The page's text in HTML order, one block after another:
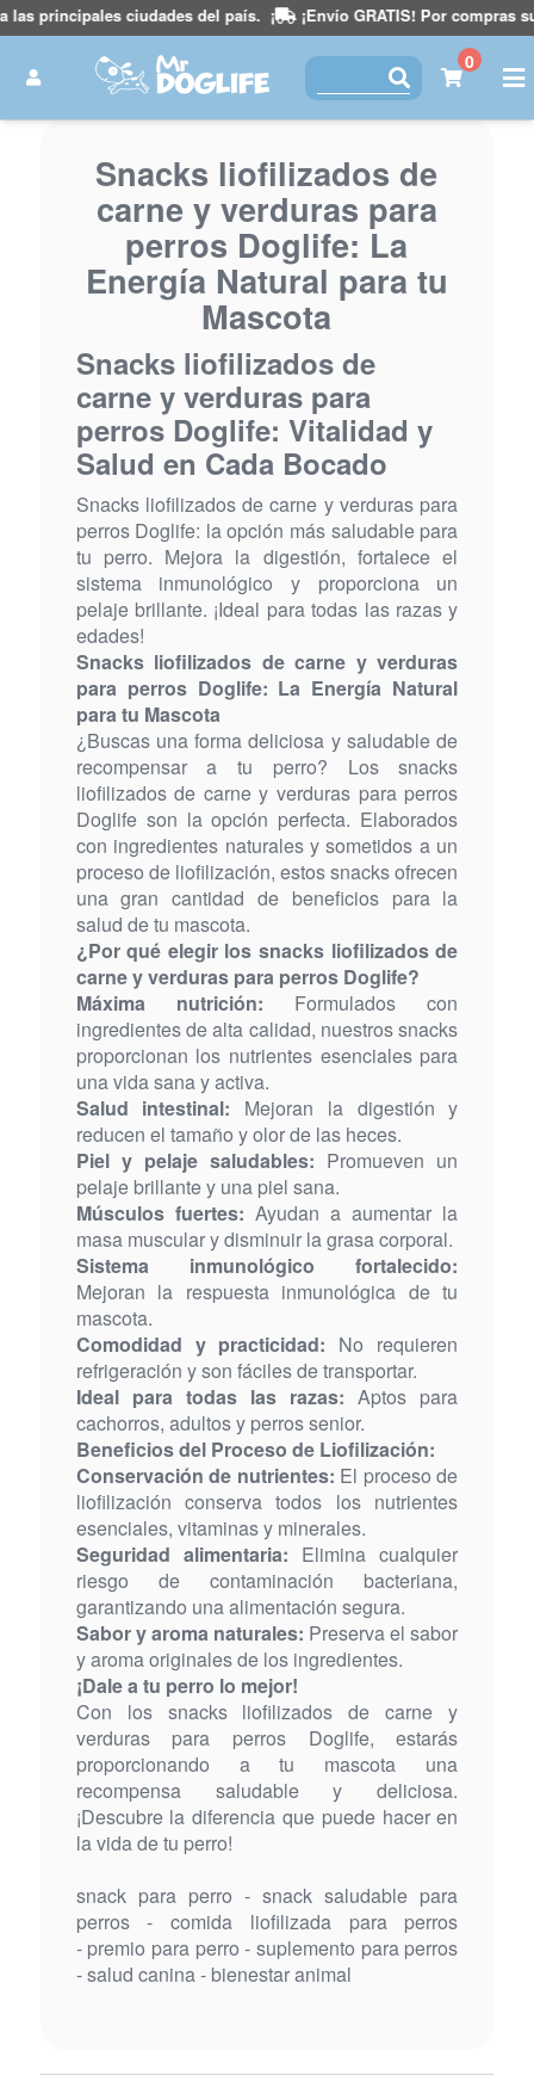
las principales ciudades del país.¡ ¡Envío GRATIS! Por compras
0
Snacks liofilizados de
carne y verduras para
perros Doglife: La
Energía Natural para tu
Mascota
Snacks liofilizados de
carne y verduras para
perros Doglife: Vitalidad y
Salud en Cada Bocado
Snacks liofilizados de carne y verduras para
perros Doglife: la opción más saludable para
tu perro. Mejora la digestión, fortalece el
sistema inmunológico y proporciona un
pelaje brillante. ¡Ideal para todas las razas y
edades!
Snacks liofilizados de carne y verduras
para perros Doglife: La Energía Natural
para tu Mascota
¿Buscas una forma deliciosa y saludable de
recompensar a tu perro? Los snacks
liofilizados de carne y verduras para perros
Doglife son la opción perfecta. Elaborados
con ingredientes naturales y sometidos a un
proceso de liofilización, estos snacks ofrecen
una gran cantidad de beneficios para la
salud de tu mascota.
¿Por qué elegir los snacks liofilizados de
carne y verduras para perros Doglife?
Máxima nutrición: Formulados con
ingredientes de alta calidad, nuestros snacks
proporcionan los nutrientes esenciales para
una vida sana y activa.
Salud intestinal: Mejoran la digestión y
reducen el tamaño y olor de las heces.
Piel y pelaje saludables: Promueven un
pelaje brillante y una piel sana.
Músculos fuertes: Ayudan a aumentar la
masa muscular y disminuir la grasa corporal.
Sistema inmunológico fortalecido:
Mejoran la respuesta inmunológica de tu
mascota.
Comodidad y practicidad: No requieren
refrigeración y son fáciles de transportar.
Ideal para todas las razas: Aptos para
cachorros, adultos y perros senior.
Beneficios del Proceso de Liofilización:
Conservación de nutrientes: El proceso de
liofilización conserva todos los nutrientes
esenciales, vitaminas y minerales.
Seguridad alimentaria: Elimina cualquier
riesgo de contaminación bacteriana,
garantizando una alimentación segura.
Sabor y aroma naturales: Preserva el sabor
y aroma originales de los ingredientes.
¡Dale a tu perro lo mejor!
Con los snacks liofilizados de carne y
verduras para perros Doglife, estarás
proporcionando a tu mascota una
recompensa saludable y deliciosa.
¡Descubre la diferencia que puede hacer en
la vida de tu perro!
snack para perro - snack saludable para
perros - comida liofilizada para perros
- premio para perro - suplemento para perros
- salud canina - bienestar animal